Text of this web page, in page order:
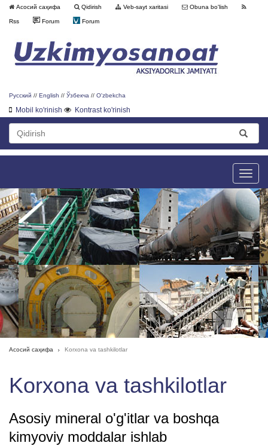
Асосий саҳифа Qidirish Veb-sayt xaritasi Obuna bo'lish
Rss Forum Forum
Русский // English // Ўзбекча // O'zbekcha
Mobil ko'rinish Kontrast ko'rinish
Toggle
Асосий саҳифа Korxona va tashkilotlar
Korxona va tashkilotlar
Asosiy mineral o'g'itlar va boshqa
kimyoviy moddalar ishlab